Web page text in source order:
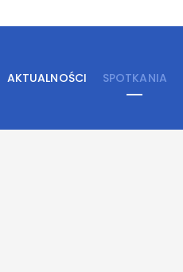
AKTUALNOŚCI SPOTKANIA